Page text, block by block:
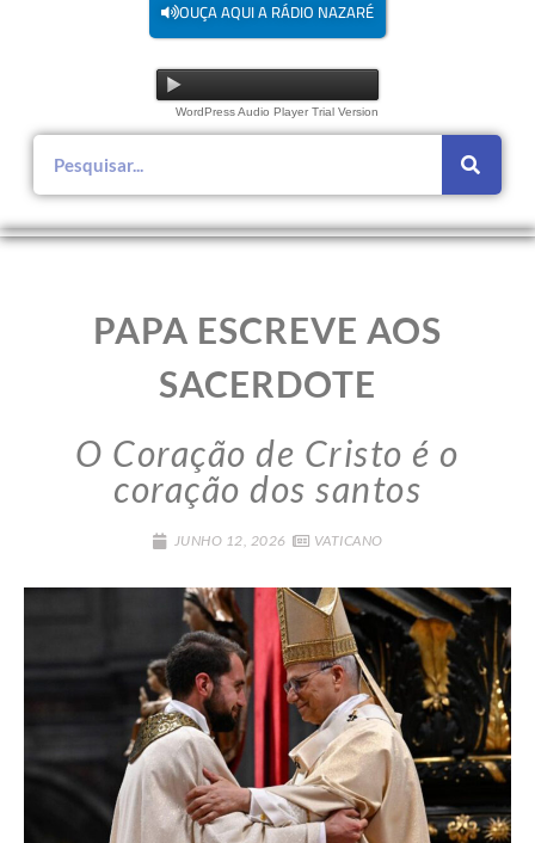
OUÇA AQUI A RÁDIO NAZARÉ
WordPress Audio Player Trial Version
PAPA ESCREVE AOS
SACERDOTE
O Coração de Cristo é o
coração dos santos
JUNHO 12, 2026 VATICANO